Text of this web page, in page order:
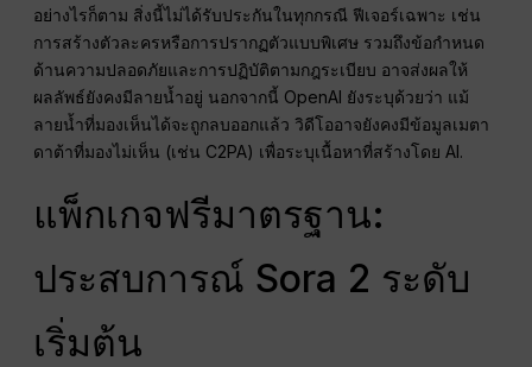
อย่างไรก็ตาม สิ่งนี้ไม่ได้รับประกันในทุกกรณี ฟีเจอร์เฉพาะ เช่น
การสร้างตัวละครหรือการปรากฏตัวแบบพิเศษ รวมถึงข้อกำหนด
ด้านความปลอดภัยและการปฏิบัติตามกฎระเบียบ อาจส่งผลให้
ผลลัพธ์ยังคงมีลายน้ำอยู่ นอกจากนี้ OpenAI ยังระบุด้วยว่า แม้
ลายน้ำที่มองเห็นได้จะถูกลบออกแล้ว วิดีโออาจยังคงมีข้อมูลเมตา
ดาต้าที่มองไม่เห็น (เช่น C2PA) เพื่อระบุเนื้อหาที่สร้างโดย AI.
แพ็กเกจฟรีมาตรฐาน:
ประสบการณ์ Sora 2 ระดับ
เริ่มต้น